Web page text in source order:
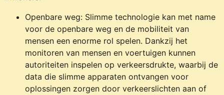
Openbare weg: Slimme technologie kan met name
voor de openbare weg en de mobiliteit van
mensen een enorme rol spelen. Dankzij het
monitoren van mensen en voertuigen kunnen
autoriteiten inspelen op verkeersdrukte, waarbij de
data die slimme apparaten ontvangen voor
oplossingen zorgen door verkeerslichten aan of